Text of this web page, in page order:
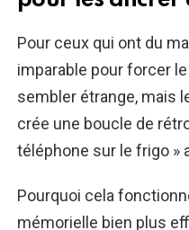
Pour ceux qui ont du
imparable pour forcer
sembler étrange, mais
crée une boucle de
téléphone sur le frigo »
Pourquoi cela
mémorielle bien plus